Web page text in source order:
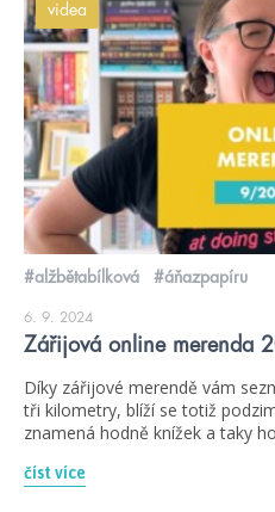
videa
#alžbětabílková #áňazpapíru
6. 9. 2024
Zářijová online merenda
Díky zářijové merendě vám
tři kilometry, blíží se totiž
znamená hodně knížek a taky
číst více